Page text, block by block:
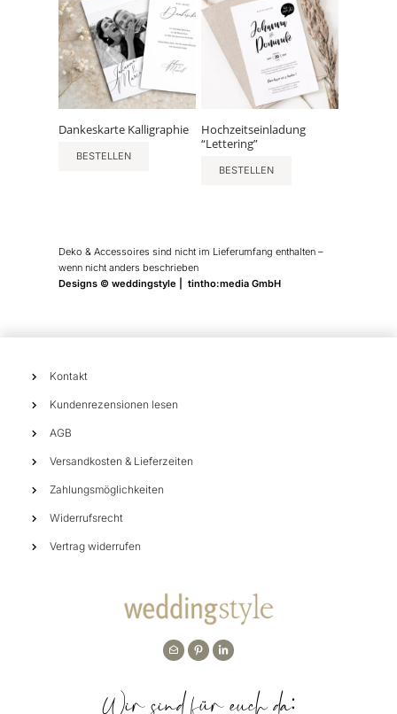
Dankeskarte Kalligraphie
BESTELLEN
Hochzeitseinladung
“Lettering”
BESTELLEN
Deko & Accessoires sind nicht im Lieferumfang enthalten –
wenn nicht anders beschrieben
Designs © weddingstyle | tintho:media GmbH
Kontakt
Kundenrezensionen lesen
AGB
Versandkosten & Lieferzeiten
Zahlungsmöglichkeiten
Widerrufsrecht
Vertrag widerrufen
Wir sind für euch da: